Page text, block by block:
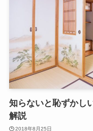
知らないと恥ずかし
解説
2018年8月25日